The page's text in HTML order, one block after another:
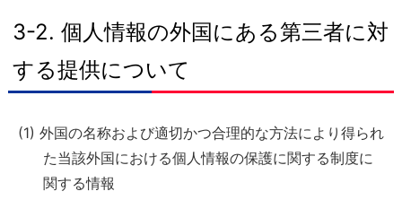
3-2. 個人情報の外国にある第三者に対
する提供について
(1) 外国の名称および適切かつ合理的な方法により得られ
た当該外国における個人情報の保護に関する制度に
関する情報